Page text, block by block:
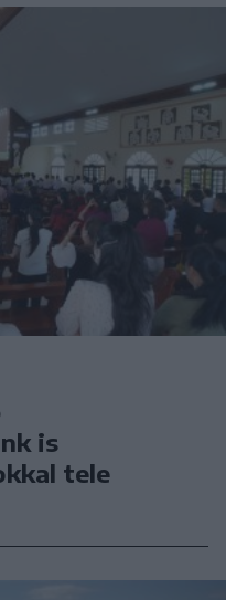
is
tele